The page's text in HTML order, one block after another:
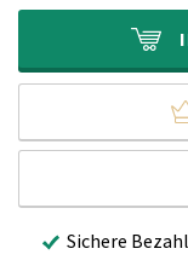
Sichere